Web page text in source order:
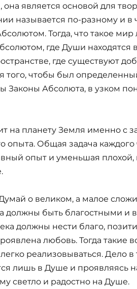
является основой для
называется по-разному и в
Тогда, что такое мир
где Души находятся
где существуют
того, чтобы был
Законы Абсолюта, в узком
на планету Земля именно с
опыта. Общая задача каждого
опыт и уменьшая плохой,
о великом, а малое
должны быть благостными
должны нести благо,
любовь. Тогда такие
реализовываться. Дело
лишь в Душе и проявляясь
светло и радостно на Душе.